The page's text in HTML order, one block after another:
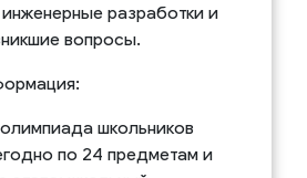
разработки и
вопросы.
школьников
по 24 предметам и